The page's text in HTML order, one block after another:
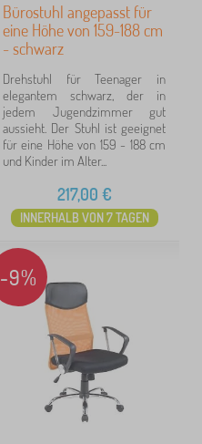
Bürostuhl angepasst für
eine Höhe von 159-188 cm
- schwarz
Drehstuhl für Teenager in
elegantem schwarz, der in
jedem Jugendzimmer gut
aussieht. Der Stuhl ist geeignet
für eine Höhe von 159 - 188 cm
und Kinder im Alter...
217,00 €
INNERHALB VON 7 TAGEN
-9%